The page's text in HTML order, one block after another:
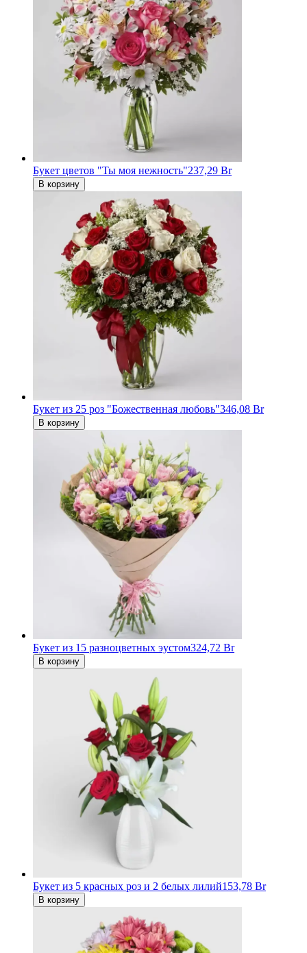
Букет цветов "Ты моя нежность"237,29 Br
В корзину
Букет из 25 роз "Божественная любовь"346,08 Br
В корзину
Букет из 15 разноцветных эустом324,72 Br
В корзину
Букет из 5 красных роз и 2 белых лилий153,78 Br
В корзину